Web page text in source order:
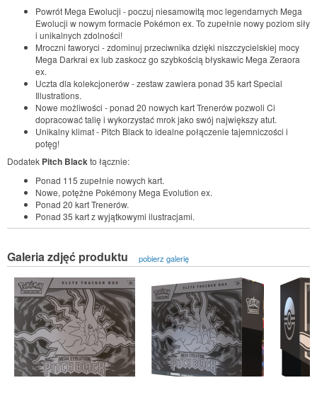
Powrót Mega Ewolucji - poczuj niesamowitą moc legendarnych Mega
Ewolucji w nowym formacie Pokémon ex. To zupełnie nowy poziom siły
i unikalnych zdolności!
Mroczni faworyci - zdominuj przeciwnika dzięki niszczycielskiej mocy
Mega Darkrai ex lub zaskocz go szybkością błyskawic Mega Zeraora
ex.
Uczta dla kolekcjonerów - zestaw zawiera ponad 35 kart Special
Illustrations.
Nowe możliwości - ponad 20 nowych kart Trenerów pozwoli Ci
dopracować talię i wykorzystać mrok jako swój największy atut.
Unikalny klimat - Pitch Black to idealne połączenie tajemniczości i
potęg!
Dodatek Pitch Blackto łącznie:
Ponad 115 zupełnie nowych kart.
Nowe, potężne Pokémony Mega Evolution ex.
Ponad 20 kart Trenerów.
Ponad 35 kart z wyjątkowymi ilustracjami.
Galeria zdjęć produktu pobierz galerię